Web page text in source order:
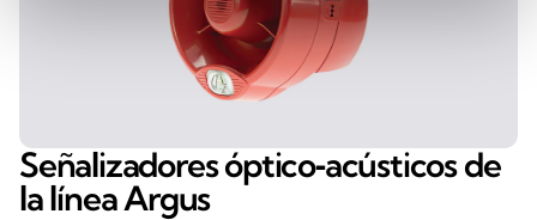
Señalizadores óptico‑acústicos de
la línea Argus